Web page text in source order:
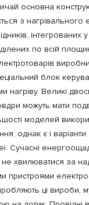
основна
з нагрівального
інтегрованих
по всій
блок
нагріву. Великі
можуть мати
моделей
однак є і
Сучасні
хвилюватися за
пристроями
ці вироби,